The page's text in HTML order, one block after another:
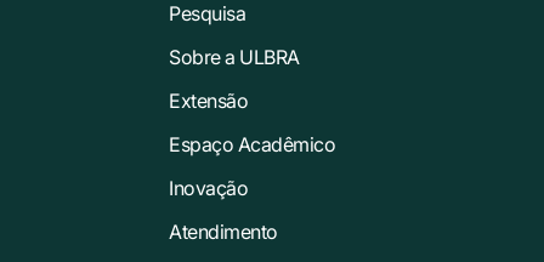
Pesquisa
Sobre a ULBRA
Extensão
Espaço Acadêmico
Inovação
Atendimento